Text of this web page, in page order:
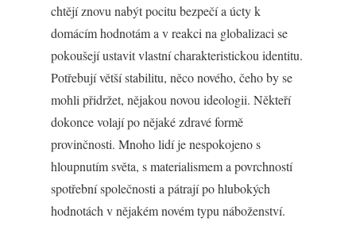
chtějí znovu nabýt pocitu bezpečí a úcty k
domácím hodnotám a v reakci na globalizaci se
pokoušejí ustavit vlastní charakteristickou identitu.
Potřebují větší stabilitu, něco nového, čeho by se
mohli přidržet, nějakou novou ideologii. Někteří
dokonce volají po nějaké zdravé formě
provinčnosti. Mnoho lidí je nespokojeno s
hloupnutím světa, s materialismem a povrchností
spotřební společnosti a pátrají po hlubokých
hodnotách v nějakém novém typu náboženství.